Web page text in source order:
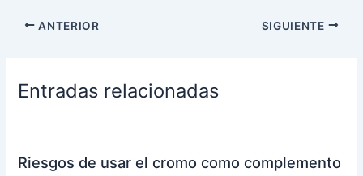
ANTERIOR SIGUIENTE
Entradas relacionadas
Riesgos de usar el cromo como complemento